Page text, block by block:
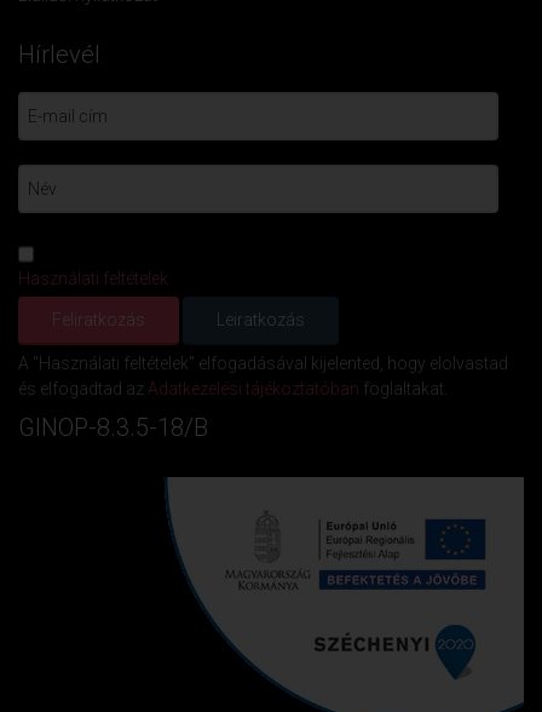
Hírlevél
Használati feltételek
A "Használati feltételek" elfogadásával kijelented, hogy elolvastad
és elfogadtad azAdatkezelési tájékoztatóban foglaltakat.
GINOP-8.3.5-18/B